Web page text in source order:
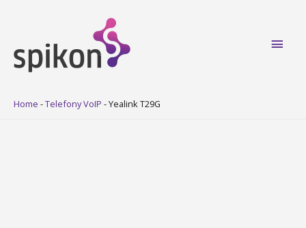
Main
Home -Telefony VoIP -Yealink T29G